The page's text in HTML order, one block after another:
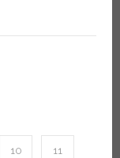
10 11